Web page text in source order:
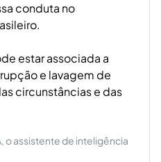
conduta no
estar associada a
e lavagem de
circunstâncias e das
o assistente de inteligência